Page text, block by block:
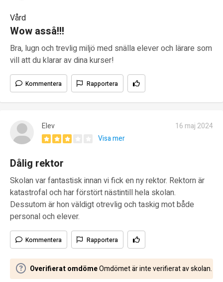
Vård
Wow asså!!!
Bra, lugn och trevlig miljö med snälla elever och lärare som
vill att du klarar av dina kurser!
Kommentera Rapportera
Elev
16 maj 2024
Visa mer
Dålig rektor
Skolan var fantastisk innan vi fick en ny rektor. Rektorn är
katastrofal och har förstört nästintill hela skolan.
Dessutom är hon väldigt otrevlig och taskig mot både
personal och elever.
Kommentera Rapportera
Overifierat omdömeOmdömet är inte verifierat av skolan.